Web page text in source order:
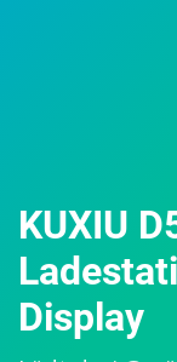
KUXIU
Display